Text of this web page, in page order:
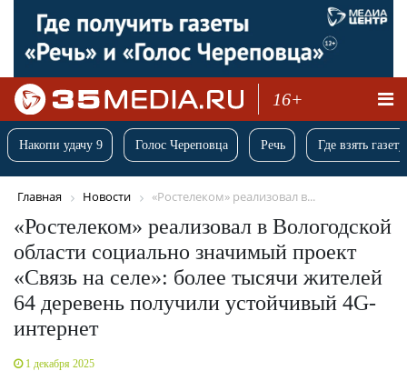
16+
Накопи удачу 9 Голос Череповца Речь Где взять
Главная Новости «Ростелеком» реализовал в...
«Ростелеком» реализовал в Вологодской
области социально значимый проект
«Связь на селе»: более тысячи жителей
64 деревень получили устойчивый 4G-
интернет
1 декабря 2025